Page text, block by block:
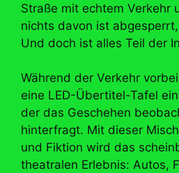
Straße mit echtem Verkehr
nichts davon ist
Und doch ist alles Teil der
Während der Verkehr
eine LED-Übertitel-Tafel
der das Geschehen
hinterfragt. Mit dieser
und Fiktion wird das
theatralen Erlebnis: Autos,